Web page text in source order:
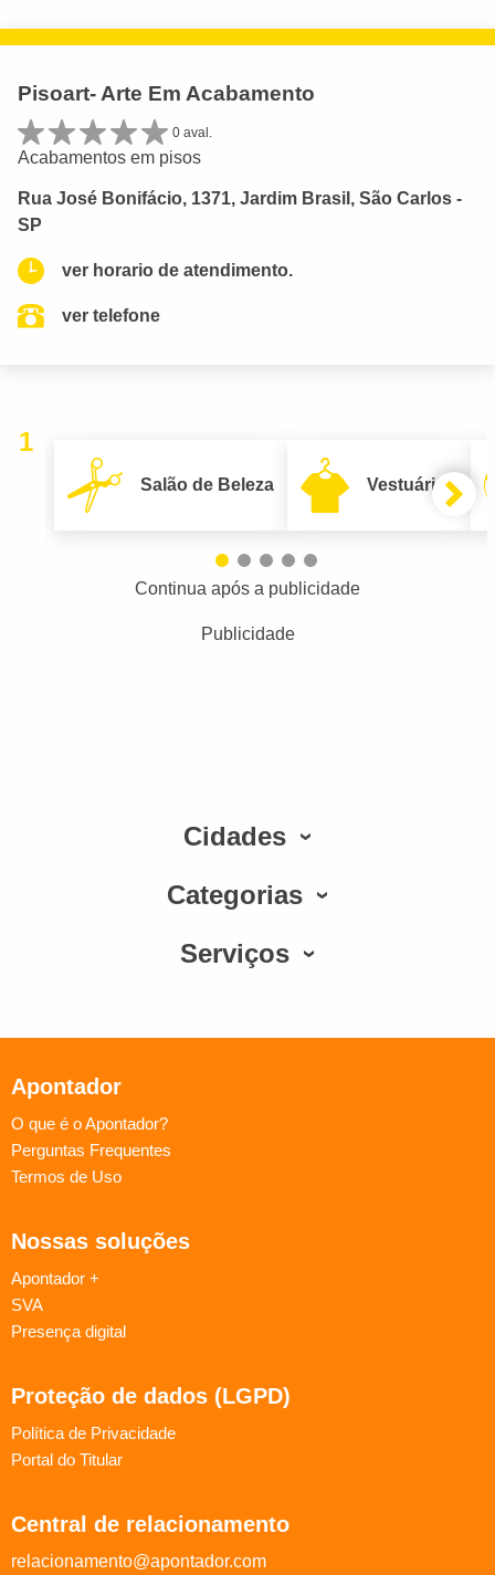
Pisoart- Arte Em Acabamento
0 aval.
Acabamentos em pisos
Rua José Bonifácio, 1371, Jardim Brasil, São Carlos -
SP
ver horario de atendimento.
ver telefone
1
Salão de Beleza Vestuário
Continua após a publicidade
Publicidade
Cidades
Categorias
Serviços
Apontador
O que é o Apontador?
Perguntas Frequentes
Termos de Uso
Nossas soluções
Apontador +
SVA
Presença digital
Proteção de dados (LGPD)
Política de Privacidade
Portal do Titular
Central de relacionamento
relacionamento@apontador.com